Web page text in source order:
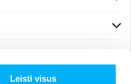
Leisti visus